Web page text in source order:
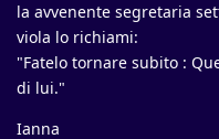
la avvenente segretaria
viola lo richiami:
"Fatelo tornare subito :
di lui."
Ianna